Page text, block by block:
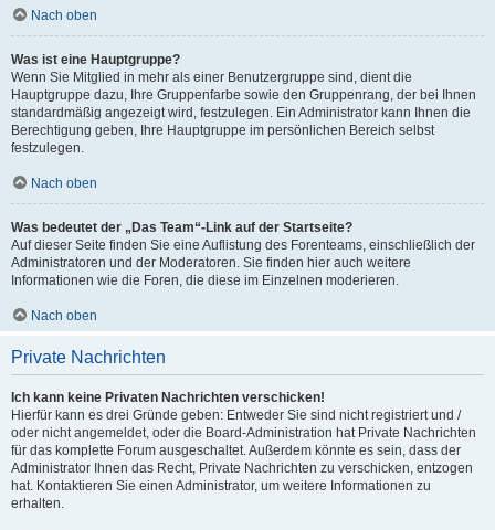
Nach oben
Was ist eine Hauptgruppe?
Wenn Sie Mitglied in mehr als einer Benutzergruppe sind, dient die
Hauptgruppe dazu, Ihre Gruppenfarbe sowie den Gruppenrang, der bei Ihnen
standardmäßig angezeigt wird, festzulegen. Ein Administrator kann Ihnen die
Berechtigung geben, Ihre Hauptgruppe im persönlichen Bereich selbst
festzulegen.
Nach oben
Was bedeutet der „Das Team“-Link auf der Startseite?
Auf dieser Seite finden Sie eine Auflistung des Forenteams, einschließlich der
Administratoren und der Moderatoren. Sie finden hier auch weitere
Informationen wie die Foren, die diese im Einzelnen moderieren.
Nach oben
Private Nachrichten
Ich kann keine Privaten Nachrichten verschicken!
Hierfür kann es drei Gründe geben: Entweder Sie sind nicht registriert und /
oder nicht angemeldet, oder die Board-Administration hat Private Nachrichten
für das komplette Forum ausgeschaltet. Außerdem könnte es sein, dass der
Administrator Ihnen das Recht, Private Nachrichten zu verschicken, entzogen
hat. Kontaktieren Sie einen Administrator, um weitere Informationen zu
erhalten.